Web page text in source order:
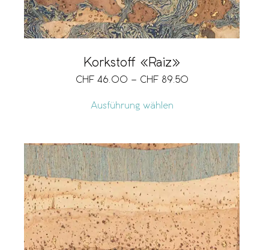
Korkstoff «Raiz»
CHF 46.00 – CHF 89.50
Ausführung wählen